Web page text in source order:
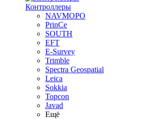
Контроллеры
NAVMOPO
PrinCe
SOUTH
EFT
E-Survey
Trimble
Spectra Geospatial
Leica
Sokkia
Topcon
Javad
Ещё